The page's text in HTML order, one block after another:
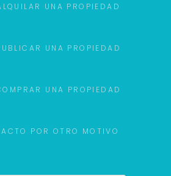
UNA PROPIEDAD
UNA PROPIEDAD
UNA PROPIEDAD
POR OTRO MOTIVO